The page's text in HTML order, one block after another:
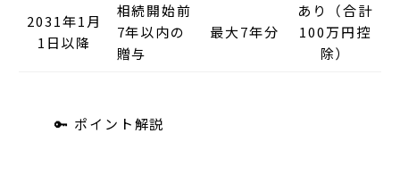
2031年1月
1日以降
相続開始前
7年以内の
贈与
最大7年分
あり（合計
100万円控
除）
🔑 ポイント解説